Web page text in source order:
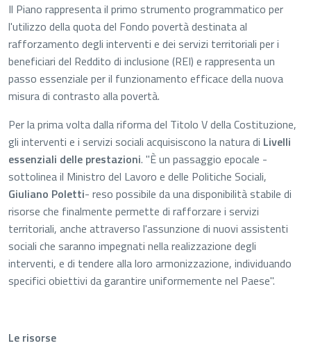
Il Piano rappresenta il primo strumento programmatico per
l'utilizzo della quota del Fondo povertà destinata al
rafforzamento degli interventi e dei servizi territoriali per i
beneficiari del Reddito di inclusione (REI) e rappresenta un
passo essenziale per il funzionamento efficace della nuova
misura di contrasto alla povertà.
Per la prima volta dalla riforma del Titolo V della Costituzione,
gli interventi e i servizi sociali acquisiscono la natura di Livelli
essenziali delle prestazioni. "È un passaggio epocale -
sottolinea il Ministro del Lavoro e delle Politiche Sociali,
Giuliano Poletti- reso possibile da una disponibilità stabile di
risorse che finalmente permette di rafforzare i servizi
territoriali, anche attraverso l'assunzione di nuovi assistenti
sociali che saranno impegnati nella realizzazione degli
interventi, e di tendere alla loro armonizzazione, individuando
specifici obiettivi da garantire uniformemente nel Paese".
Le risorse